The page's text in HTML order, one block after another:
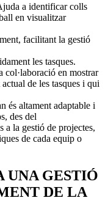
a identificar colls
en visualitzar
facilitant la gestió
les tasques.
col·laboració en mostrar
de les tasques i qui
és altament adaptable i
des del
a la gestió de projectes,
de cada equip o
UNA GESTIÓ
DE LA